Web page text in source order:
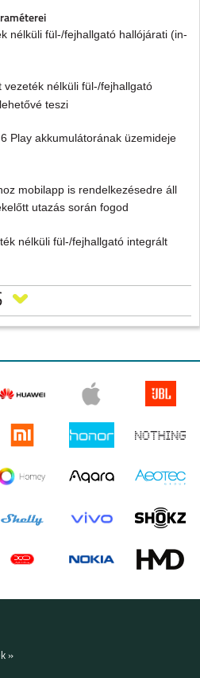
nélküli fül-/fejhallgató hallójárati (in-
nélküli fül-/fejhallgató
teszi
Play akkumulátorának üzemideje
mobilapp is rendelkezésedre áll
utazás során fogod
nélküli fül-/fejhallgató integrált
Xiaomi Redmi Buds 6 Play vezeték
PRO IPHONE AIR
16E IPHONE 16 PRO MAX
»